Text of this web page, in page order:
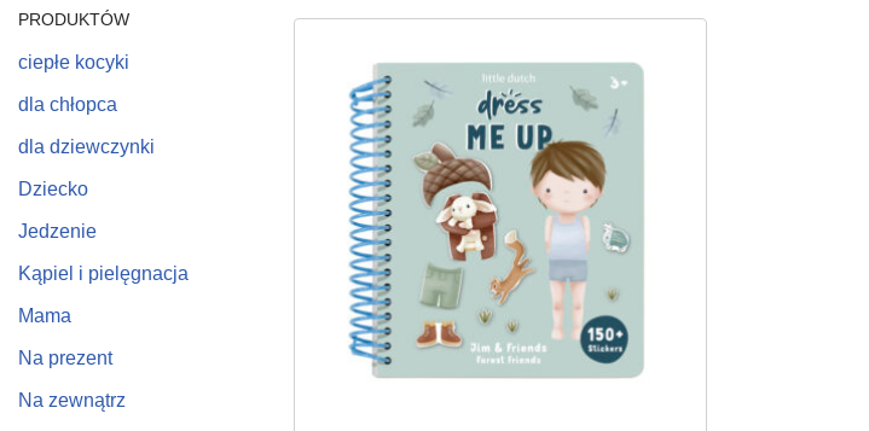
PRODUKTÓW
ciepłe kocyki
dla chłopca
dla dziewczynki
Dziecko
Jedzenie
Kąpiel i pielęgnacja
Mama
Na prezent
Na zewnątrz